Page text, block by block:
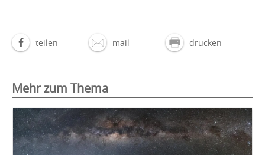
teilen mail drucken
Mehr zum Thema